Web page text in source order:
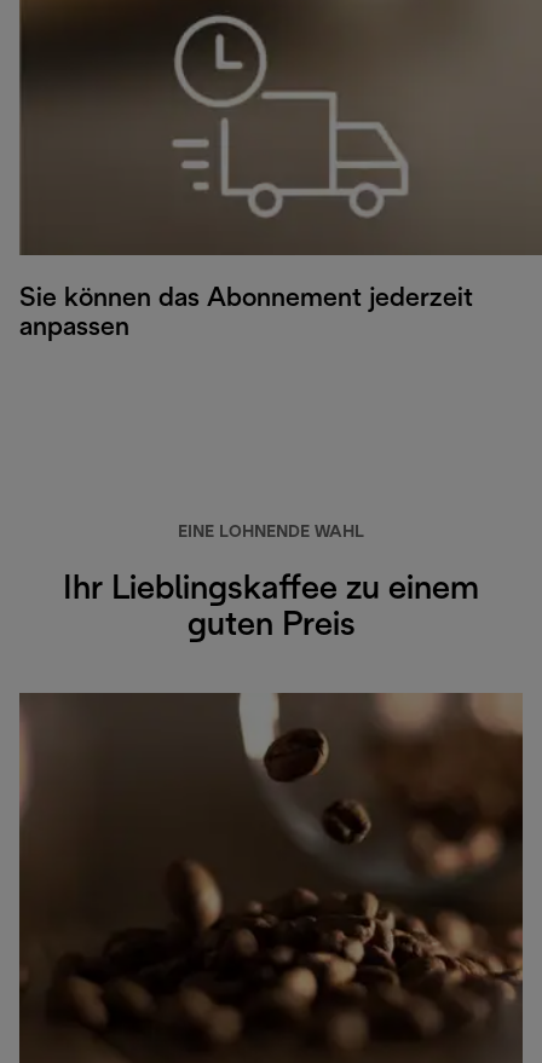
Sie können das Abonnement jederzeit
anpassen
EINE LOHNENDE WAHL
Ihr Lieblingskaffee zu einem
guten Preis